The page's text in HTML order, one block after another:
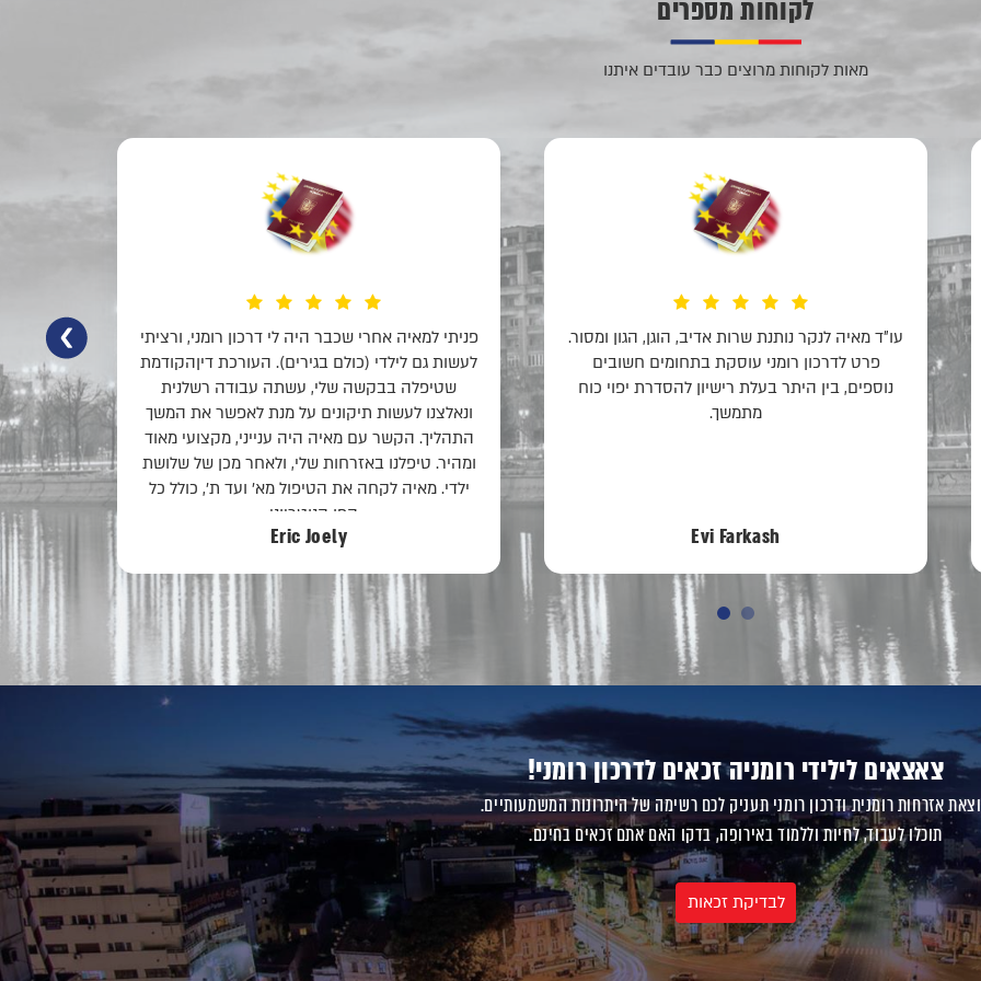
לקוחות מספרים
מאות לקוחות מרוצים כבר עובדים איתנו
פניתי
לעשות
עו״ד מאיה לנקר נותנת שרות אדיב, הוגן, הגון ומסור.
פרט לדרכון רומני עוסקת בתחומים חשובים
נוספים, בין היתר בעלת רישיון להסדרת יפוי כוח
מתמשך.
Evi Farkash
Eu personal am primit ajutor de la Maia un
om serios in care poti sa te bazezi
Iosefina Boiangiu
צאצאים לילידי רומניה זכאים לדרכון רומני!
אזרחות רומנית ודרכון רומני תעניק לכם רשימה של היתרונות המשמעותיים.
תוכלו לעבוד, לחיות וללמוד באירופה, בדקו האם אתם זכאים בחינם.
לבדיקת זכאות